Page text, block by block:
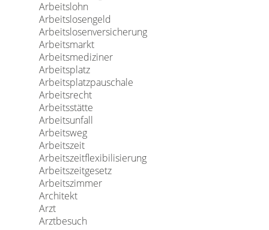
Arbeitslohn
Arbeitslosengeld
Arbeitslosenversicherung
Arbeitsmarkt
Arbeitsmediziner
Arbeitsplatz
Arbeitsplatzpauschale
Arbeitsrecht
Arbeitsstätte
Arbeitsunfall
Arbeitsweg
Arbeitszeit
Arbeitszeitflexibilisierung
Arbeitszeitgesetz
Arbeitszimmer
Architekt
Arzt
Arztbesuch